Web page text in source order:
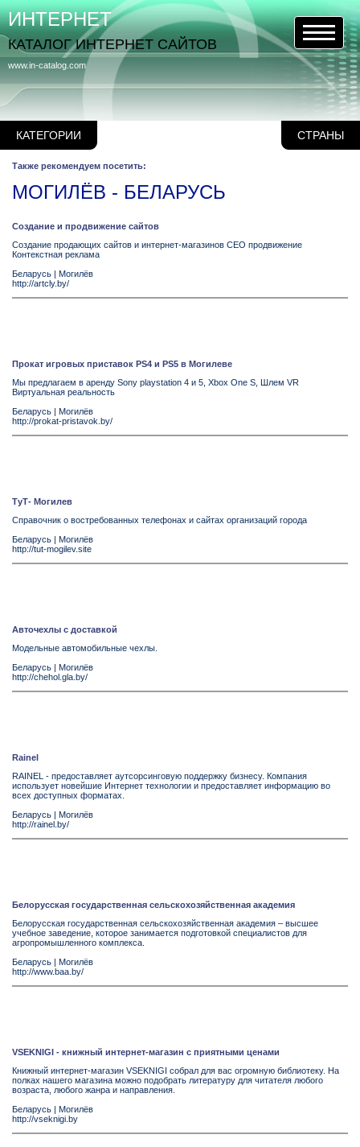
КАТЕГОРИИ СТРАНЫ
www.in-catalog.com
ИНТЕРНЕТ
КАТАЛОГ ИНТЕРНЕТ САЙТОВ
Также рекомендуем посетить:
МОГИЛЁВ - БЕЛАРУСЬ
Создание и продвижение сайтов
Создание продающих сайтов и интернет-магазинов СЕО продвижение
Контекстная реклама
Беларусь | Могилёв
http://artcly.by/
Прокат игровых приставок PS4 и PS5 в Могилеве
Мы предлагаем в аренду Sony playstation 4 и 5, Xbox One S, Шлем VR
Виртуальная реальность
Беларусь | Могилёв
http://prokat-pristavok.by/
ТуТ- Могилев
Справочник о востребованных телефонах и сайтах организаций города
Беларусь | Могилёв
http://tut-mogilev.site
Авточехлы с доставкой
Модельные автомобильные чехлы.
Беларусь | Могилёв
http://chehol.gla.by/
Rainel
RAINEL - предоставляет аутсорсинговую поддержку бизнесу. Компания
использует новейшие Интернет технологии и предоставляет информацию во
всех доступных форматах.
Беларусь | Могилёв
http://rainel.by/
Белорусская государственная сельскохозяйственная академия
Белорусская государственная сельскохозяйственная академия – высшее
учебное заведение, которое занимается подготовкой специалистов для
агропромышленного комплекса.
Беларусь | Могилёв
http://www.baa.by/
VSEKNIGI - книжный интернет-магазин с приятными ценами
Книжный интернет-магазин VSEKNIGI собрал для вас огромную библиотеку. На
полках нашего магазина можно подобрать литературу для читателя любого
возраста, любого жанра и направления.
Беларусь | Могилёв
http://vseknigi.by